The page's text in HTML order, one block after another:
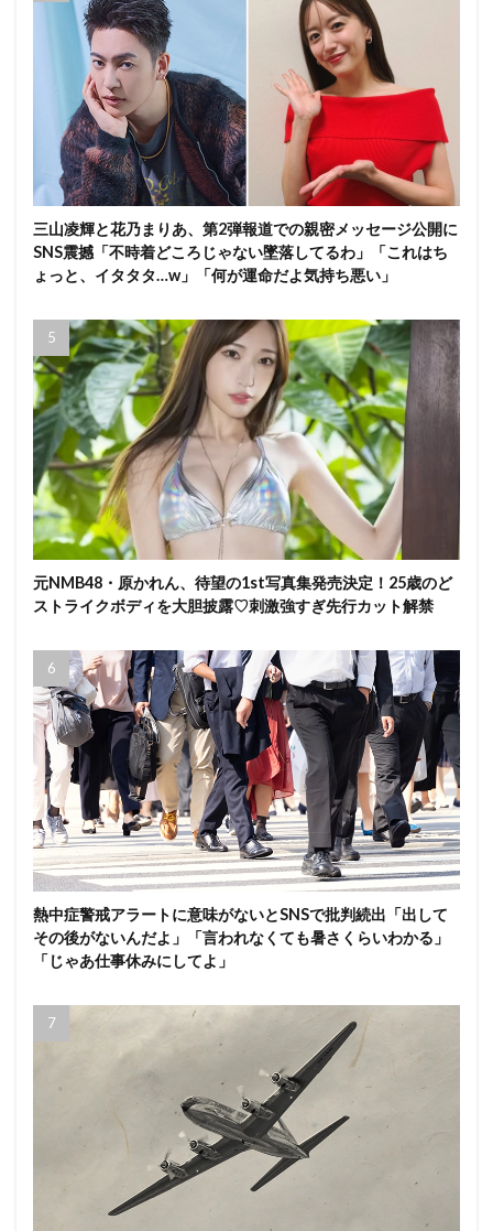
三山凌輝と花乃まりあ、第2弾報道での親密メッセージ公開に
SNS震撼「不時着どころじゃない墜落してるわ」「これはち
ょっと、イタタタ…w」「何が運命だよ気持ち悪い」
元NMB48・原かれん、待望の1st写真集発売決定！25歳のど
ストライクボディを大胆披露♡刺激強すぎ先行カット解禁
熱中症警戒アラートに意味がないとSNSで批判続出「出して
その後がないんだよ」「言われなくても暑さくらいわかる」
「じゃあ仕事休みにしてよ」